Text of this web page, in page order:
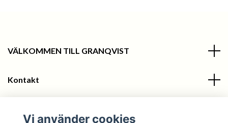
VÄLKOMMEN TILL GRANQVIST
Kontakt
Vi använder cookies